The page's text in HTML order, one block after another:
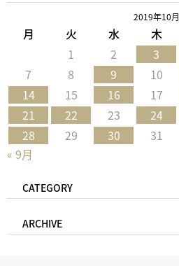
2019年10月
月 火 水 木
« 9月
1 2 3
7
8 9 10
14
15 16 17
21
22 23 24
28
29 30 31
CATEGORY
ARCHIVE